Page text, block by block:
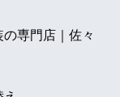
の専門店｜佐々